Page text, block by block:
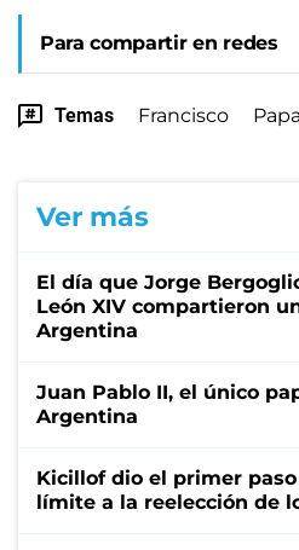
Para compartir en redes
Temas Francisco Papa
Ver más
El día que Jorge
León XIV compartieron
Argentina
Juan Pablo II, el único
Argentina
Kicillof dio el primer
límite a la reelección de